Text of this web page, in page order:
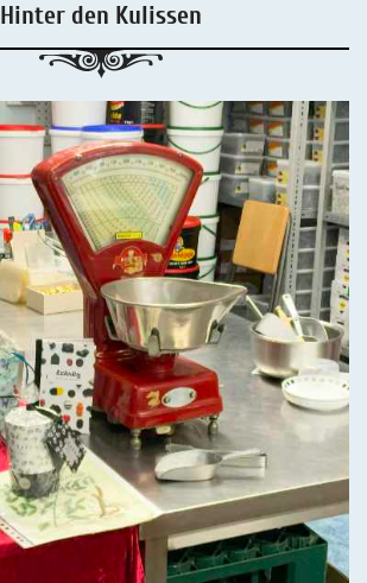
Hinter den Kulissen